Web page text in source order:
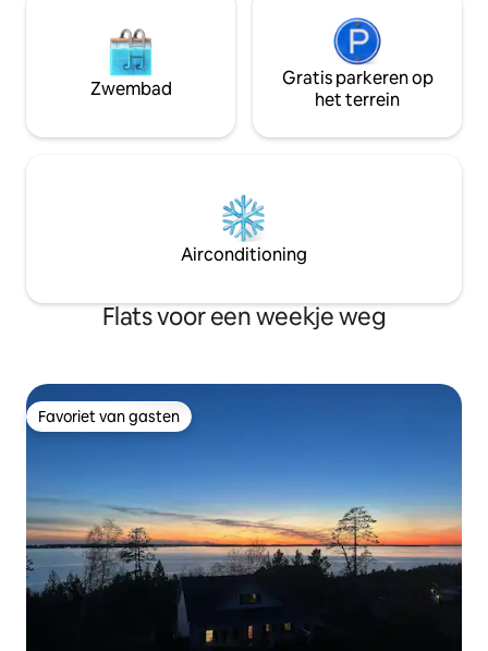
Zwembad
Gratis parkeren op
het terrein
Airconditioning
Flats voor een weekje weg
Favoriet van gasten
Favoriet van gasten